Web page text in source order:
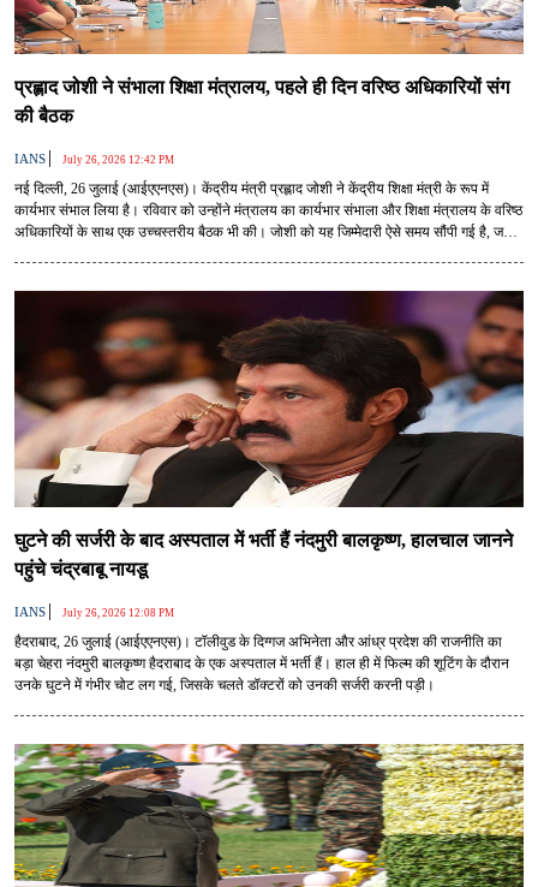
प्रह्लाद जोशी ने संभाला शिक्षा मंत्रालय, पहले ही दिन वरिष्ठ अधिकारियों संग
की बैठक
IANS | July 26, 2026 12:42 PM
नई दिल्ली, 26 जुलाई (आईएएनएस)। केंद्रीय मंत्री प्रह्लाद जोशी ने केंद्रीय शिक्षा मंत्री के रूप में
कार्यभार संभाल लिया है। रविवार को उन्होंने मंत्रालय का कार्यभार संभाला और शिक्षा मंत्रालय के वरिष्ठ
अधिकारियों के साथ एक उच्चस्तरीय बैठक भी की। जोशी को यह जिम्मेदारी ऐसे समय सौंपी गई है, जब
घुटने की सर्जरी के बाद अस्पताल में भर्ती हैं नंदमुरी बालकृष्ण, हालचाल जानने
पहुंचे चंद्रबाबू नायडू
IANS | July 26, 2026 12:08 PM
हैदराबाद, 26 जुलाई (आईएएनएस)। टॉलीवुड के दिग्गज अभिनेता और आंध्र प्रदेश की राजनीति का
बड़ा चेहरा नंदमुरी बालकृष्ण हैदराबाद के एक अस्पताल में भर्ती हैं। हाल ही में फिल्म की शूटिंग के दौरान
उनके घुटने में गंभीर चोट लग गई, जिसके चलते डॉक्टरों को उनकी सर्जरी करनी पड़ी।